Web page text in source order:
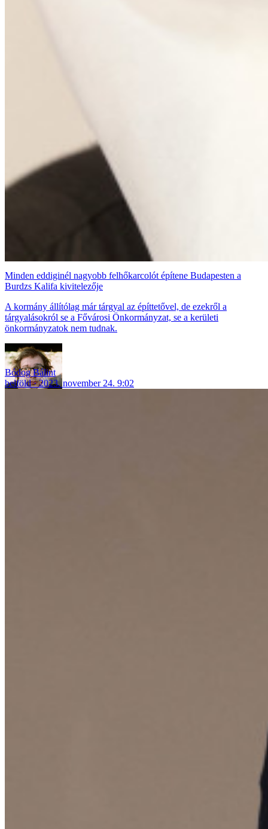
Minden eddiginél nagyobb felhőkarcolót építene Budapesten a
Burdzs Kalifa kivitelezője
A kormány állítólag már tárgyal az építtetővel, de ezekről a
tárgyalásokról se a Fővárosi Önkormányzat, se a kerületi
önkormányzatok nem tudnak.
Bódog Bálint
belföld
2023. november 24. 9:02